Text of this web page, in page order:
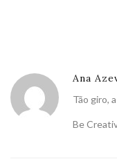
Ana
Tão giro,
Be